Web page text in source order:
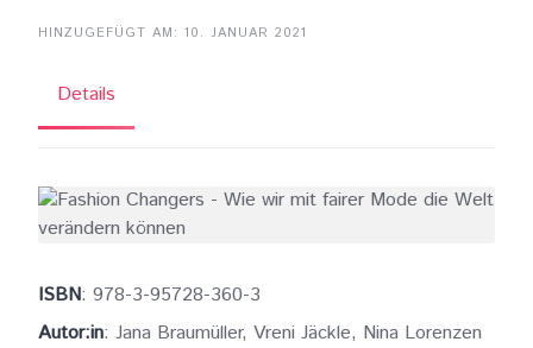
HINZUGEFÜGT AM: 10. JANUAR 2021
Details
ISBN: 978-3-95728-360-3
Autor:in: Jana Braumüller, Vreni Jäckle, Nina Lorenzen